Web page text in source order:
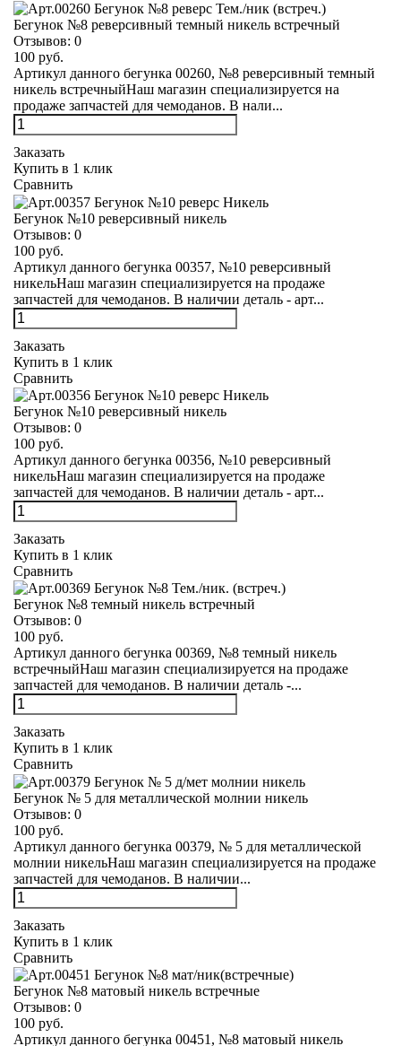
Бегунок №8 реверсивный темный никель встречный
Отзывов: 0
100 руб.
Артикул данного бегунка 00260, №8 реверсивный темный
никель встречныйНаш магазин специализируется на
продаже запчастей для чемоданов. В нали...
Заказать
Купить в 1 клик
Сравнить
Бегунок №10 реверсивный никель
Отзывов: 0
100 руб.
Артикул данного бегунка 00357, №10 реверсивный
никельНаш магазин специализируется на продаже
запчастей для чемоданов. В наличии деталь - арт...
Заказать
Купить в 1 клик
Сравнить
Бегунок №10 реверсивный никель
Отзывов: 0
100 руб.
Артикул данного бегунка 00356, №10 реверсивный
никельНаш магазин специализируется на продаже
запчастей для чемоданов. В наличии деталь - арт...
Заказать
Купить в 1 клик
Сравнить
Бегунок №8 темный никель встречный
Отзывов: 0
100 руб.
Артикул данного бегунка 00369, №8 темный никель
встречныйНаш магазин специализируется на продаже
запчастей для чемоданов. В наличии деталь -...
Заказать
Купить в 1 клик
Сравнить
Бегунок № 5 для металлической молнии никель
Отзывов: 0
100 руб.
Артикул данного бегунка 00379, № 5 для металлической
молнии никельНаш магазин специализируется на продаже
запчастей для чемоданов. В наличии...
Заказать
Купить в 1 клик
Сравнить
Бегунок №8 матовый никель встречные
Отзывов: 0
100 руб.
Артикул данного бегунка 00451, №8 матовый никель